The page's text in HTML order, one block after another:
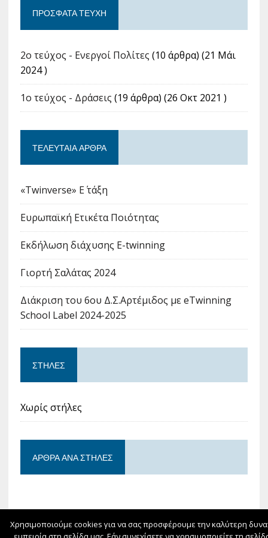
ΠΡΌΣΦΑΤΑ ΤΕΎΧΗ
2o τεύχος - Ενεργοί Πολίτες (10 άρθρα) (21 Μάι
2024 )
1ο τεύχος - Δράσεις (19 άρθρα) (26 Οκτ 2021 )
ΤΕΛΕΥΤΑΊΑ ΆΡΘΡΑ
«Twinverse» E΄ τάξη
Ευρωπαϊκή Ετικέτα Ποιότητας
Εκδήλωση διάχυσης E-twinning
Γιορτή Σαλάτας 2024
Διάκριση του 6ου Δ.Σ.Αρτέμιδος με eTwinning
School Label 2024-2025
ΣΤΉΛΕΣ
Χωρίς στήλες
ΆΡΘΡΑ ΑΝΆ ΣΤΉΛΕΣ
ΦΙΛΟΞΕΝΕΊΤΑΙ ΣΤΟSCHOOLPRESS.SCH.GR
Χρησιμοποιούμε cookies για να σας προσφέρουμε την καλύτερη